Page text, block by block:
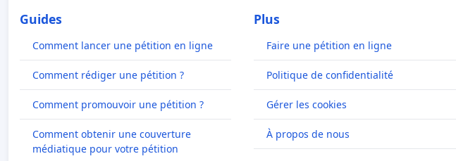
Guides
Comment lancer une pétition en ligne
Comment rédiger une pétition ?
Comment promouvoir une pétition ?
Comment obtenir une couverture
médiatique pour votre pétition
Plus
Faire une pétition en ligne
Politique de confidentialité
Gérer les cookies
À propos de nous